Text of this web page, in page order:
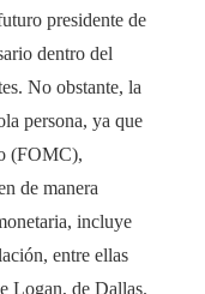
presidente de
dentro del
No obstante, la
persona, ya que
(FOMC),
de manera
incluye
entre ellas
Logan, de Dallas.